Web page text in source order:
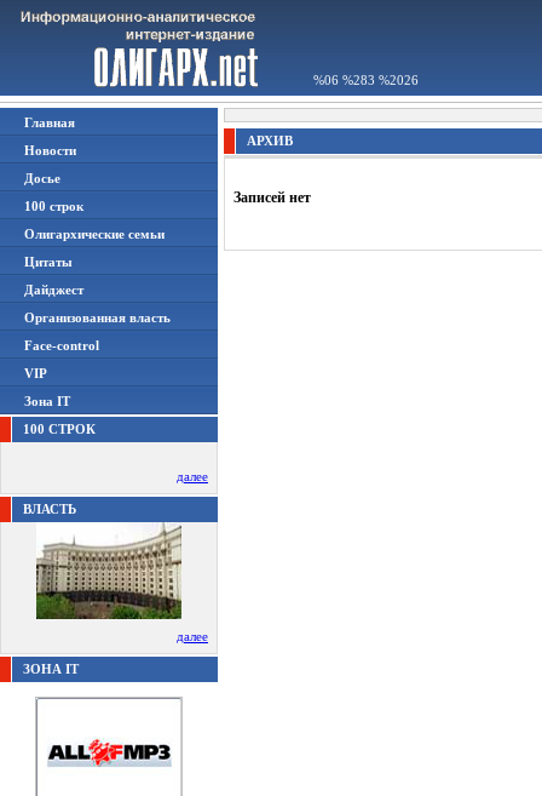
%06 %283 %2026
Главная
Новости
Досье
100 строк
Олигархические семьи
Цитаты
Дайджест
Организованная власть
Face-control
VIP
Зона IT
100 СТРОК
далее
ВЛАСТЬ
далее
ЗОНА IT
АРХИВ
Записей нет